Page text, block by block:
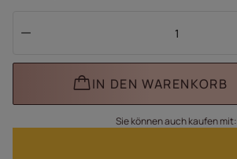
IN DEN WARENKORB
Sie können auch kaufen mit: